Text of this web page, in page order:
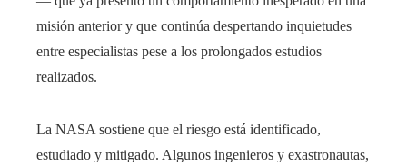
misión anterior y que continúa despertando inquietudes
entre especialistas pese a los prolongados estudios
realizados.
La NASA sostiene que el riesgo está identificado,
estudiado y mitigado. Algunos ingenieros y exastronautas,